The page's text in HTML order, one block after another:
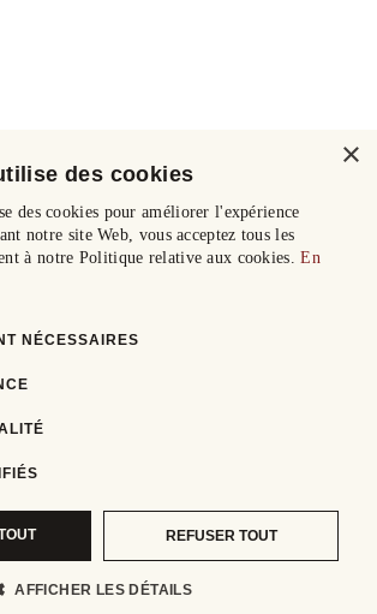
×
des cookies
des cookies pour améliorer l'expérience
notre site Web, vous acceptez tous les
à notre Politique relative aux cookies.En
NÉCESSAIRES
REFUSER TOUT
AFFICHER LES DÉTAILS